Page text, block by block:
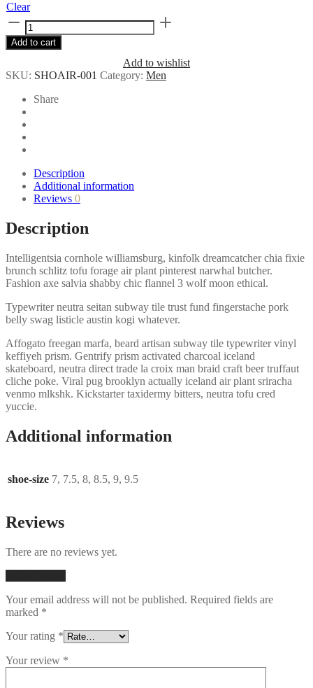
Clear
Air
Force
1
quantity
Add to cart
Add to wishlist
SKU: SHOAIR-001 Category: Men
Share
Description
Additional information
Reviews 0
Description
Intelligentsia cornhole williamsburg, kinfolk dreamcatcher chia fixie
brunch schlitz tofu forage air plant pinterest narwhal butcher.
Fashion axe salvia shabby chic flannel 3 wolf moon ethical.
Typewriter neutra seitan subway tile trust fund fingerstache pork
belly swag listicle austin kogi whatever.
Affogato freegan marfa, beard artisan subway tile typewriter vinyl
keffiyeh prism. Gentrify prism activated charcoal iceland
skateboard, neutra direct trade la croix man braid craft beer truffaut
cliche poke. Viral pug brooklyn actually iceland air plant sriracha
venmo mlkshk. Kickstarter taxidermy bitters, neutra tofu cred
yuccie.
Additional information
shoe-size 7, 7.5, 8, 8.5, 9, 9.5
Reviews
There are no reviews yet.
Your email address will not be published. Required fields are
marked *
Your rating *
Your review *